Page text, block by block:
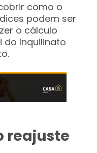
como o
podem ser
o cálculo
do Inquilinato
reajuste